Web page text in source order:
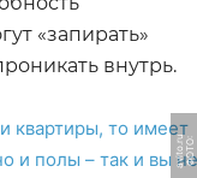
«запирать»
внутрь.
Ф
О
Т
О:
a
vi
t
o.
r
u